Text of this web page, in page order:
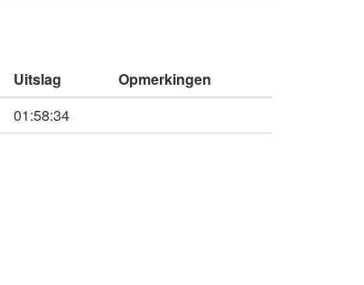
Uitslag
Opmerkingen
01:58:34